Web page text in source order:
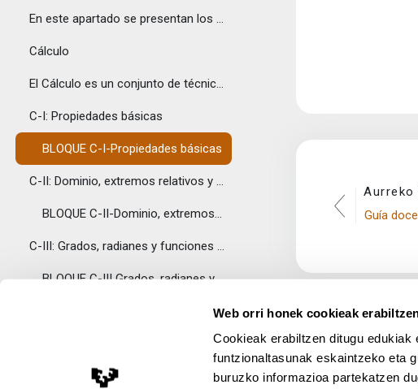
Web orri honek cookieak
Cookieak erabiltzen ditugu
funtzionaltasunak eskaintzeko eta
buruzko informazioa partekatzen
En este apartado se presentan los conceptos matemá...
Cálculo
El Cálculo es un conjunto de técnicas que sirven...
C-I: Propiedades básicas
BLOQUE C-I-Propiedades básicas
C-II: Dominio, extremos relativos y representación...
BLOQUE C-II-Dominio, extremos relativos y representación gráfica de funciones de una variable
C-III: Grados, radianes y funciones trigonométrica...
BLOQUE C-III Grados, radianes y funciones trigonométricas básicas
C-IV: Derivabilidad de funciones y cálculo de deri...
BLOQUE C-IV Derivabilidad y cálculo de derivadas básicas - Reglas de derivación
BLOQUE C-IV Derivabilidad y cálculo de derivadas básicas- funciones compuestas
Aurreko
Guía
Lege Oharra